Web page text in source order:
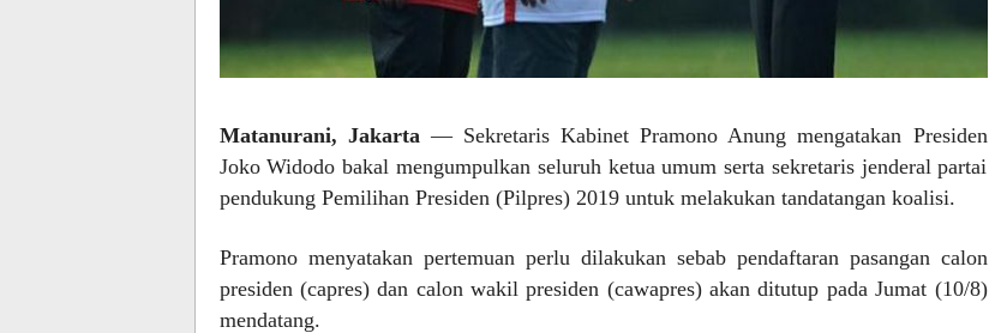
Matanurani, Jakarta— Sekretaris Kabinet Pramono Anung mengatakan Presiden
Joko Widodo bakal mengumpulkan seluruh ketua umum serta sekretaris jenderal partai
pendukung Pemilihan Presiden (Pilpres) 2019 untuk melakukan tandatangan koalisi.
Pramono menyatakan pertemuan perlu dilakukan sebab pendaftaran pasangan calon
presiden (capres) dan calon wakil presiden (cawapres) akan ditutup pada Jumat (10/8)
mendatang.